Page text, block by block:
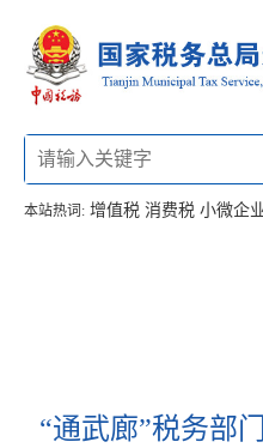
本站热词: 增值税 消费税 小微企
“通武廊”税务部